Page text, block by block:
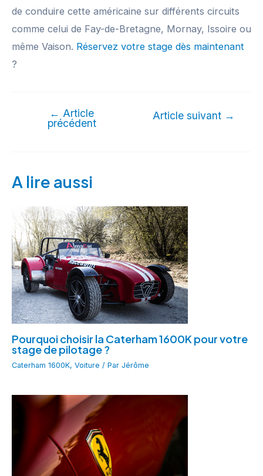
de conduire cette américaine sur différents circuits
comme celui de Fay-de-Bretagne, Mornay, Issoire ou
même Vaison. Réservez votre stage dès maintenant
?
← Article
précédent
Article suivant →
A lire aussi
Pourquoi choisir la Caterham 1600K pour votre
stage de pilotage ?
Caterham 1600K, Voiture / Par Jérôme